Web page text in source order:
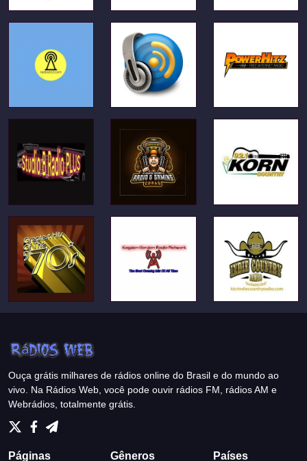
Ouça grátis milhares de rádios online do Brasil e do mundo ao
vivo. Na Rádios Web, você pode ouvir rádios FM, rádios AM e
Webrádios, totalmente grátis.
Páginas Gêneros Países